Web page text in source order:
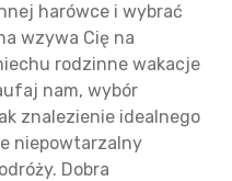
harówce i wybrać
wzywa Cię na
rodzinne wakacje
nam, wybór
znalezienie idealnego
niepowtarzalny
Dobra